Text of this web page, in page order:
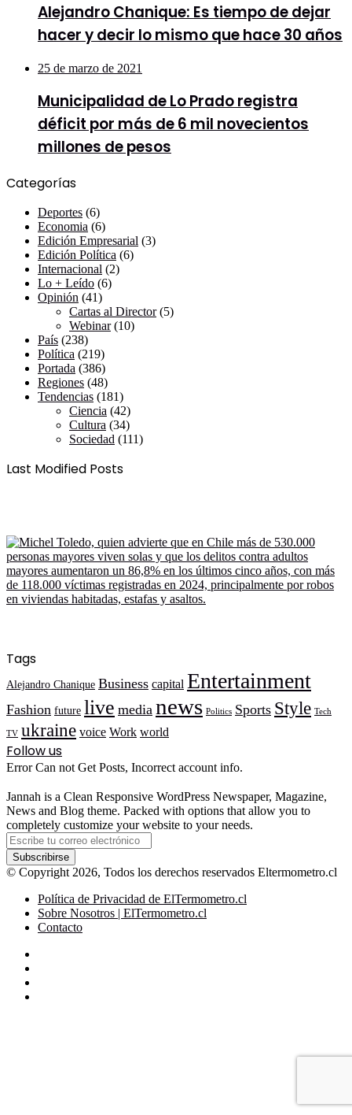
Alejandro Chanique: Es tiempo de dejar
hacer y decir lo mismo que hace 30 años
25 de marzo de 2021
Municipalidad de Lo Prado registra
déficit por más de 6 mil novecientos
millones de pesos
Categorías
Deportes (6)
Economia (6)
Edición Empresarial (3)
Edición Política (6)
Internacional (2)
Lo + Leído (6)
Opinión (41)
Cartas al Director(5)
Webinar(10)
País (238)
Política (219)
Portada (386)
Regiones (48)
Tendencias (181)
Ciencia (42)
Cultura (34)
Sociedad (111)
Last Modified Posts
Tags
Alejandro Chanique Business capital Entertainment
Fashion future live media news Politics Sports Style Tech
TV ukraine voice Work world
Follow us
Error Can not Get Posts, Incorrect account info.
Jannah is a Clean Responsive WordPress Newspaper, Magazine,
News and Blog theme. Packed with options that allow you to
completely customize your website to your needs.
Escribe
tu
correo
electrónico
© Copyright 2026, Todos los derechos reservados Eltermometro.cl
Política de Privacidad de ElTermometro.cl
Sobre Nosotros | ElTermometro.cl
Contacto